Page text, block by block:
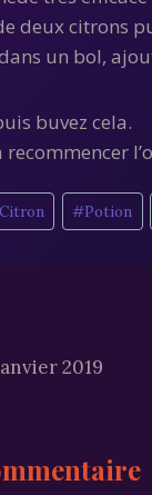
deux citrons
un bol,
buvez cela.
recommencer
Citron #Potion
2019